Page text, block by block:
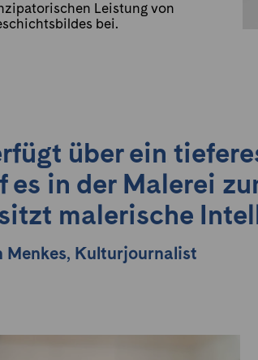
Leistung von
bei.
über ein
in der Malerei
malerische
Menkes, Kulturjournalist